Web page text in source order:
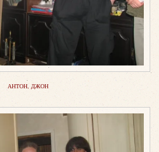
АНТОН, ДЖОН